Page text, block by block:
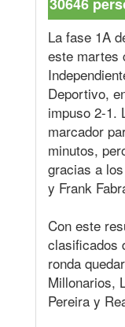
La fase 1A
este martes
Deportivo,
impuso 2-1.
marcador
minutos,
gracias a
y Frank
Con este
clasificados
ronda
Millonarios,
Pereira y